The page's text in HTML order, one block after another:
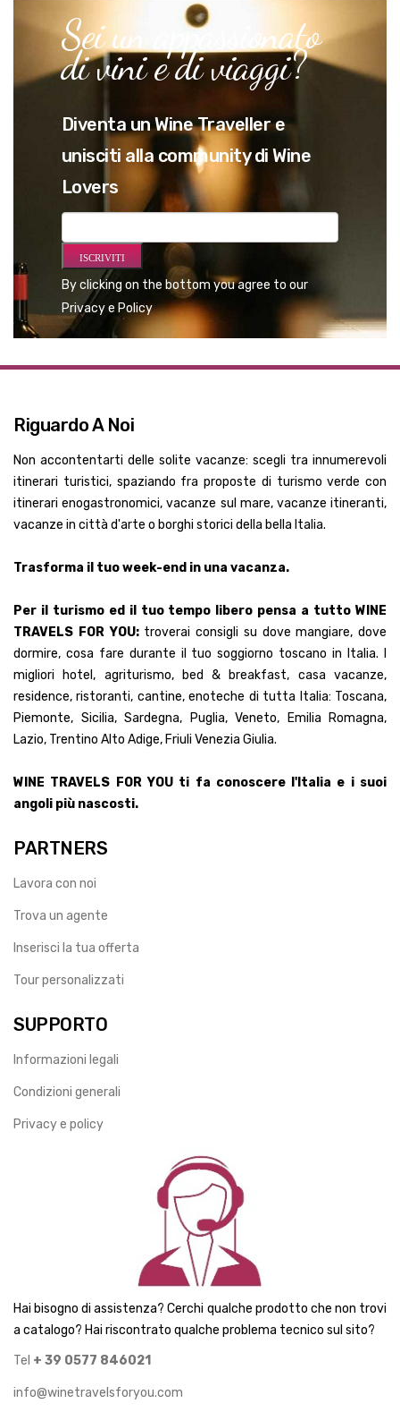
Diventa un Wine Traveller e
unisciti alla community di Wine
Lovers
By clicking on the bottom you agree to our
Privacy e Policy
Riguardo A Noi
itinerari turistici, spaziando fra proposte di turismo verde con
vacanze in città d'arte o borghi storici della bella Italia.
Trasforma il tuo week-end in una vacanza.
Per il turismo ed il tuo tempo libero pensa a tutto WINE
TRAVELS FOR YOU:troverai consigli su dove mangiare, dove
migliori hotel, agriturismo, bed & breakfast, casa vacanze,
Piemonte, Sicilia, Sardegna, Puglia, Veneto, Emilia Romagna,
Lazio, Trentino Alto Adige, Friuli Venezia Giulia.
WINE TRAVELS FOR YOU ti fa conoscere l'Italia e i suoi
angoli più nascosti.
PARTNERS
Lavora con noi
Trova un agente
Inserisci la tua offerta
SUPPORTO
Informazioni legali
Condizioni generali
Privacy e policy
Hai bisogno di assistenza? Cerchi qualche prodotto che non trovi
a catalogo? Hai riscontrato qualche problema tecnico sul sito?
info@winetravelsforyou.com
Recensioni